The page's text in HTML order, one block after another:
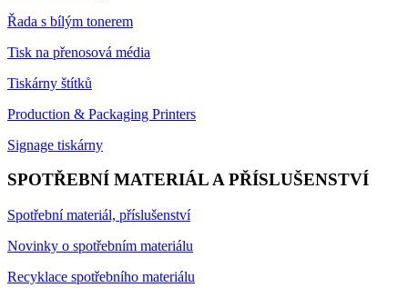
Řada s bílým tonerem
Tisk na přenosová média
Tiskárny štítků
Production & Packaging Printers
Signage tiskárny
SPOTŘEBNÍ MATERIÁL A PŘÍSLUŠENSTVÍ
Spotřební materiál, příslušenství
Novinky o spotřebním materiálu
Recyklace spotřebního materiálu